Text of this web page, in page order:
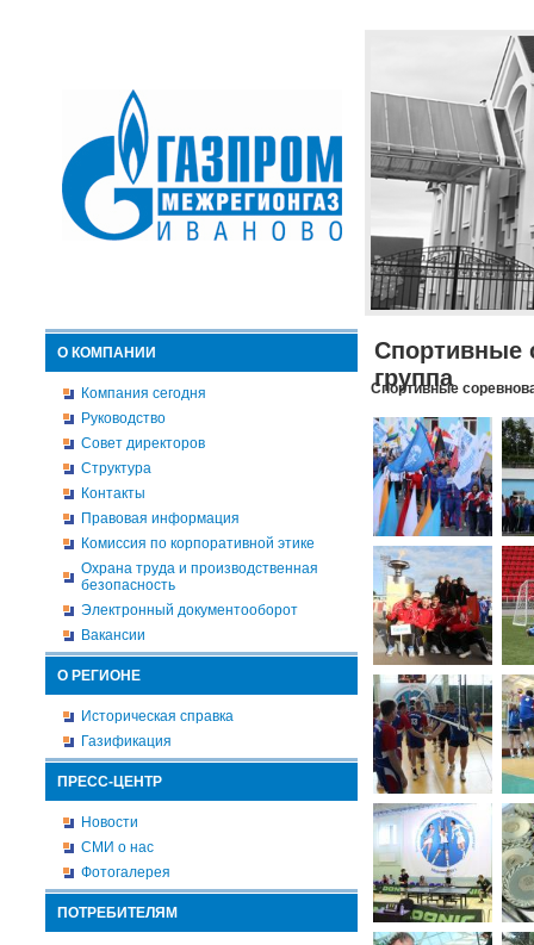
О КОМПАНИИ
Компания сегодня
Руководство
Совет директоров
Структура
Контакты
Правовая информация
Комиссия по корпоративной этике
Охрана труда и производственная
безопасность
Электронный документооборот
Вакансии
О РЕГИОНЕ
Историческая справка
Газификация
ПРЕСС-ЦЕНТР
Новости
СМИ о нас
Фотогалерея
ПОТРЕБИТЕЛЯМ
Спортивные
группа
Спортивные